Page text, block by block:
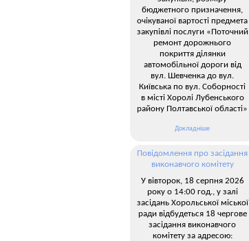
бюджетного призначення,
очікуваної вартості предмета
закупівлі послуги «Поточний
ремонт дорожнього
покриття ділянки
автомобільної дороги від
вул. Шевченка до вул.
Київська по вул. Соборності
в місті Хоролі Лубенського
району Полтавської області»
Докладніше
Повідомлення про засідання
виконавчого комітету
У вівторок, 18 серпня 2026
року о 14:00 год., у залі
засідань Хорольської міської
ради відбудеться 18 чергове
засідання виконавчого
комітету за адресою: